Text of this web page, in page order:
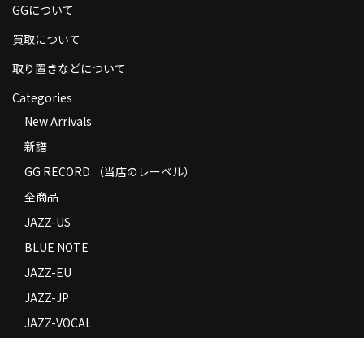
お支払い方法
Privacy Policy
特定商取引法に基づく表示
GGについて
買取について
取り置きなどについて
Categories
New Arrivals
新譜
GG RECORD （当店のレーベル）
全商品
JAZZ-US
BLUE NOTE
JAZZ-EU
JAZZ-JP
JAZZ-VOCAL